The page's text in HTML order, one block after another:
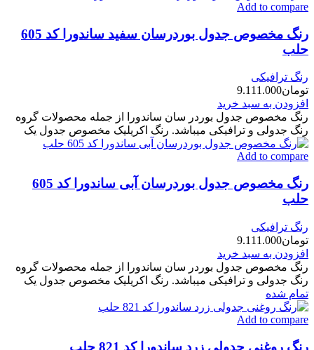
Add to compare
رنگ مخصوص جدول بوردرسان سفید ساندورا کد 605
حلب
رنگ ترافیکی
تومان9.111.000
افزودن به سبد خرید
رنگ مخصوص جدول بوردر سان ساندورا از جمله محصولات گروه
رنگ جدولی و ترافیکی میباشد. رنگ اکریلیک مخصوص جدول یک
Add to compare
رنگ مخصوص جدول بوردرسان آبی ساندورا کد 605
حلب
رنگ ترافیکی
تومان9.111.000
افزودن به سبد خرید
رنگ مخصوص جدول بوردر سان ساندورا از جمله محصولات گروه
رنگ جدولی و ترافیکی میباشد. رنگ اکریلیک مخصوص جدول یک
تمام شده
Add to compare
رنگ روغنی جدولی زرد ساندورا کد 821 حلب